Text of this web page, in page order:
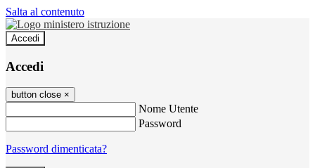
Salta al contenuto
Accedi
Accedi
button close ×
Nome Utente
Password
Password dimenticata?